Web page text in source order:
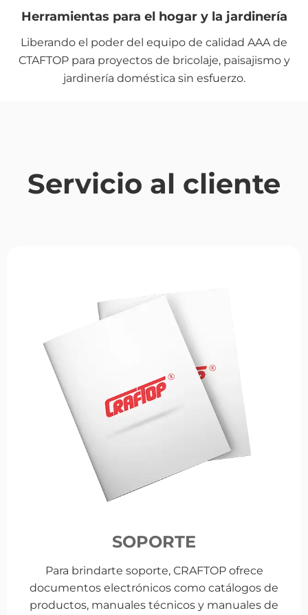
Herramientas para el hogar y la jardinería
Liberando el poder del equipo de calidad AAA de
CTAFTOP para proyectos de bricolaje, paisajismo y
jardinería doméstica sin esfuerzo.
Servicio al cliente
SOPORTE
Para brindarte soporte, CRAFTOP ofrece
documentos electrónicos como catálogos de
productos, manuales técnicos y manuales de